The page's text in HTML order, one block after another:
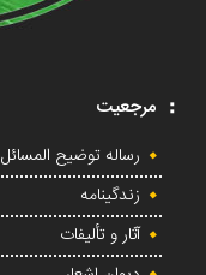
مرجعیت
رساله توضیح المسائل
زندگینامه
آثار و تألیفات